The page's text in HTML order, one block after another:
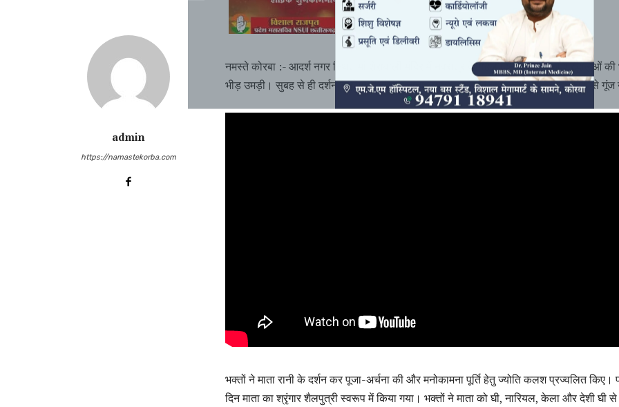
admin
https://namastekorba.com
नमस्ते कोरबा :- आदर्श नगर स्थित मां शेरावाली मंदिर में नवरात्र के पहले दिन सोमवार को श्रद्धालुओं की
भीड़ उमड़ी। सुबह से ही दर्शन के लिए भक्तों का तांता लगा रहा और मंदिर परिसर देवी के जयकारों से गूंज
भक्तों ने माता रानी के दर्शन कर पूजा-अर्चना की और मनोकामना पूर्ति हेतु ज्योति कलश प्रज्वलित किए।
दिन माता का श्रृंगार शैलपुत्री स्वरूप में किया गया। भक्तों ने माता को घी, नारियल, केला और देशी घी से